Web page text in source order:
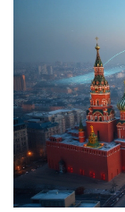
особенности,
выборе
освещены
избегать,
с денежными